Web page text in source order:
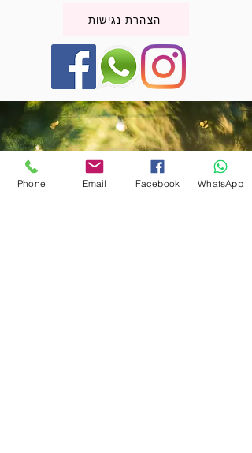
הצהרת נגישות
Phone Email Facebook WhatsApp